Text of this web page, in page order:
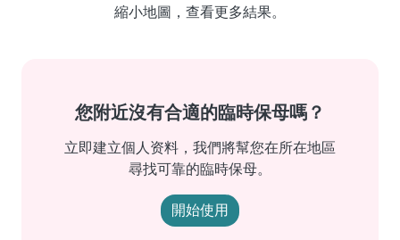
縮小地圖，查看更多結果。
您附近沒有合適的臨時保母嗎？
立即建立個人资料，我們將幫您在所在地區
尋找可靠的臨時保母。
開始使用